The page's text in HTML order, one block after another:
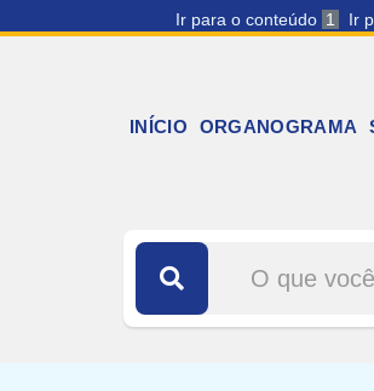
Ir para o conteúdo 1 Ir
INÍCIO ORGANOGRAMA